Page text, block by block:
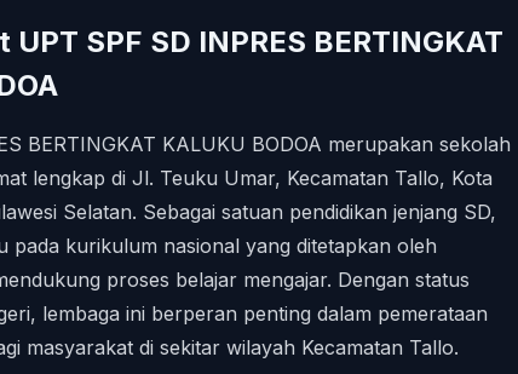
SPF SD INPRES BERTINGKAT
BERTINGKAT KALUKU BODOA merupakan sekolah
lengkap di Jl. Teuku Umar, Kecamatan Tallo, Kota
Selatan. Sebagai satuan pendidikan jenjang SD,
pada kurikulum nasional yang ditetapkan oleh
proses belajar mengajar. Dengan status
lembaga ini berperan penting dalam pemerataan
masyarakat di sekitar wilayah Kecamatan Tallo.